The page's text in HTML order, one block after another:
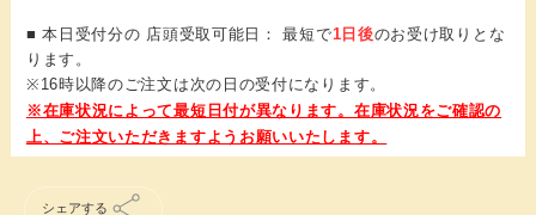
■ 本日受付分の 店頭受取可能日： 最短で1日後のお受け取りとな
ります。
※16時以降のご注文は次の日の受付になります。
シェアする